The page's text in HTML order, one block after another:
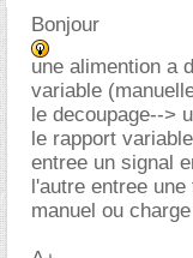
Bonjour
une alimention a
variable
le decoupage-->
le rapport
entree un signal
l'autre entree
manuel ou